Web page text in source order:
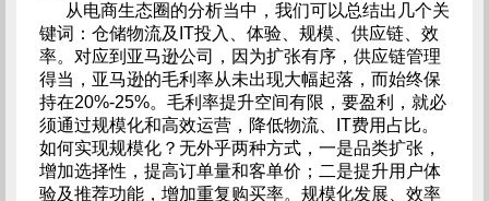
从电商生态圈的分析当中，我们可以总结出几个关
键词：仓储物流及IT投入、体验、规模、供应链、效
率。对应到亚马逊公司，因为扩张有序，供应链管理
得当，亚马逊的毛利率从未出现大幅起落，而始终保
持在20%-25%。毛利率提升空间有限，要盈利，就必
须通过规模化和高效运营，降低物流、IT费用占比。
如何实现规模化？无外乎两种方式，一是品类扩张，
增加选择性，提高订单量和客单价；二是提升用户体
验及推荐功能，增加重复购买率。规模化发展、效率